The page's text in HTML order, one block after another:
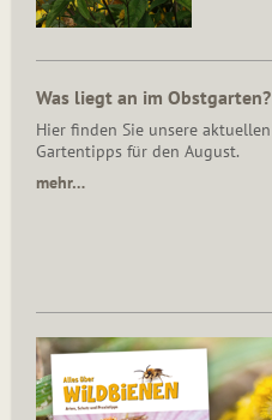
Was liegt an im Obstgarten?
Hier finden Sie unsere aktuellen
Gartentipps für den August.
mehr…